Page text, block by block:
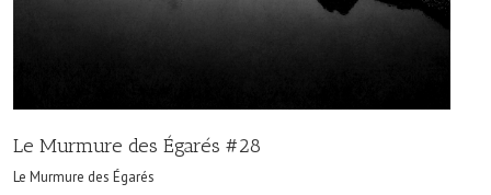
Le Murmure des Égarés #28
Le Murmure des Égarés